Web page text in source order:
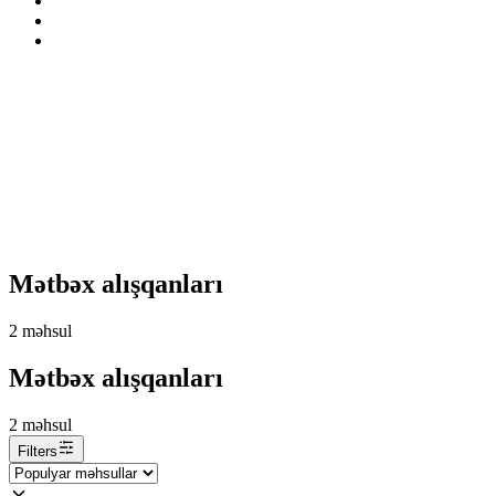
Mətbəx alışqanları
2 məhsul
Mətbəx alışqanları
2 məhsul
Filters